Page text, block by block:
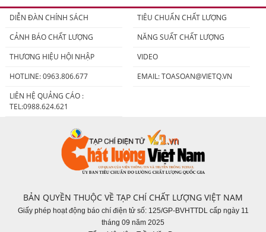
DIỄN ĐÀN CHÍNH SÁCH
TIÊU CHUẨN CHẤT LƯỢNG
CẢNH BÁO CHẤT LƯỢNG
NĂNG SUẤT CHẤT LƯỢNG
THƯƠNG HIỆU HỘI NHẬP
VIDEO
HOTLINE: 0963.806.677
EMAIL:TOASOAN@VIETQ.VN
LIÊN HỆ QUẢNG CÁO :
TEL:0988.624.621
BẢN QUYỀN THUỘC VỀ TẠP CHÍ CHẤT LƯỢNG VIỆT NAM
Giấy phép hoạt động báo chí điện tử số: 125/GP-BVHTTDL cấp ngày 11
tháng 09 năm 2025